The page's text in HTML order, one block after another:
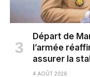
Départ de
l’armée
assurer la
4 AOÛT 2026